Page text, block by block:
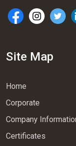
Site Map
Home
Corporate
Company
Certificates